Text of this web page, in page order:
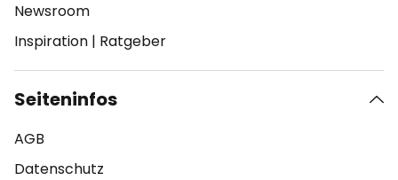
Newsroom
Inspiration | Ratgeber
Seiteninfos
AGB
Datenschutz